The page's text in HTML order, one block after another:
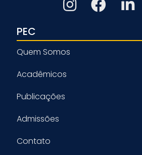
PEC
Quem Somos
Acadêmicos
Publicações
Admissões
Contato